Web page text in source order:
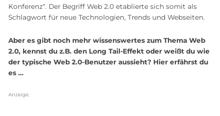
Konferenz“. Der Begriff Web 2.0 etablierte sich somit als
Schlagwort für neue Technologien, Trends und Webseiten.
Aber es gibt noch mehr wissenswertes zum Thema Web
2.0, kennst du z.B. den Long Tail-Effekt oder weißt du wie
der typische Web 2.0-Benutzer aussieht? Hier erfährst du
es …
Anzeige: